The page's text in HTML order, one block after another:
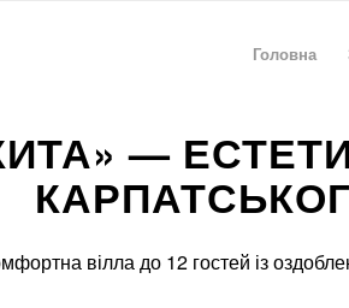
Головна
—
вілла до 12 гостей із